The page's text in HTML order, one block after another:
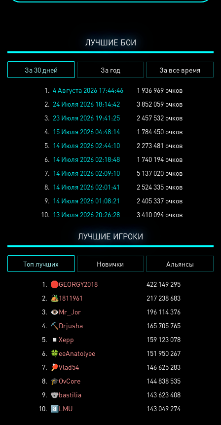
ЛУЧШИЕ БОИ
За 30 дней За год За все время
1. 4 Августа 2026 17:44:46
1 936 969 очков
2. 24 Июля 2026 18:14:42
3 852 059 очков
3. 23 Июля 2026 19:41:25
2 457 532 очков
4. 15 Июля 2026 04:48:14
1 784 450 очков
5. 14 Июля 2026 02:44:10
2 273 481 очков
6. 14 Июля 2026 02:18:48
1 740 194 очков
7. 14 Июля 2026 02:09:10
5 137 020 очков
8. 14 Июля 2026 02:01:41
2 524 335 очков
9. 14 Июля 2026 01:08:21
2 405 337 очков
10. 13 Июля 2026 20:26:28 3 410 094 очков
ЛУЧШИЕ ИГРОКИ
Топ лучших Новички Альянсы
1. 🛑GEORGY2018
422 149 295
2. 🏕️1811961
217 238 683
3. 👁️Mr_Jor
196 114 376
4. ⛏️ Drjusha
165 705 765
5.
◽ Xepp
159 123 078
6. 🍀eeAnatolyee
151 950 267
7.
🏓Vlad54
146 625 283
8. 🎓OvCore
144 838 535
9. 🐨bastilia
143 623 408
10. 8️⃣LMU 143 049 274